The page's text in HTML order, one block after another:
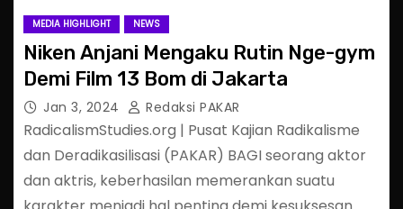
MEDIA HIGHLIGHT NEWS
Niken Anjani Mengaku Rutin Nge-gym
Demi Film 13 Bom di Jakarta
Jan 3, 2024 Redaksi PAKAR
RadicalismStudies.org | Pusat Kajian Radikalisme
dan Deradikasilisasi (PAKAR) BAGI seorang aktor
dan aktris, keberhasilan memerankan suatu